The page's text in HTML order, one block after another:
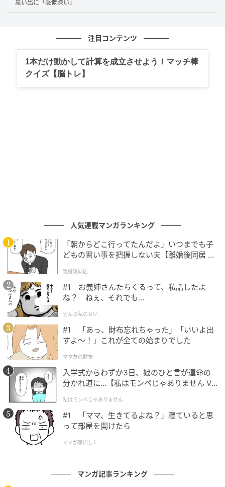
思い出に「感慨深い」
注目コンテンツ
1本だけ動かして計算を成立させよう！マッチ棒
クイズ【脳トレ】
人気連載マンガランキング
「朝からどこ行ってたんだよ」いつまでも子
どもの習い事を把握しない夫【離婚後同居 Vo
離婚後同居
#1 お義姉さんたちくるって、私話したよ
ね？ ねぇ、それでも…
ぜんぶ私のせい
#1 「あっ、財布忘れちゃった」「いいよ出
すよ〜！」これが全ての始まりでした
ママ友の財布
入学式からわずか3日、娘のひと言が運命の
分かれ道に…【私はモンペじゃありません Vo
私はモンペじゃありません
#1 「ママ、生きてるよね？」寝ていると思
って部屋を開けたら
ママが家出した
マンガ記事ランキング